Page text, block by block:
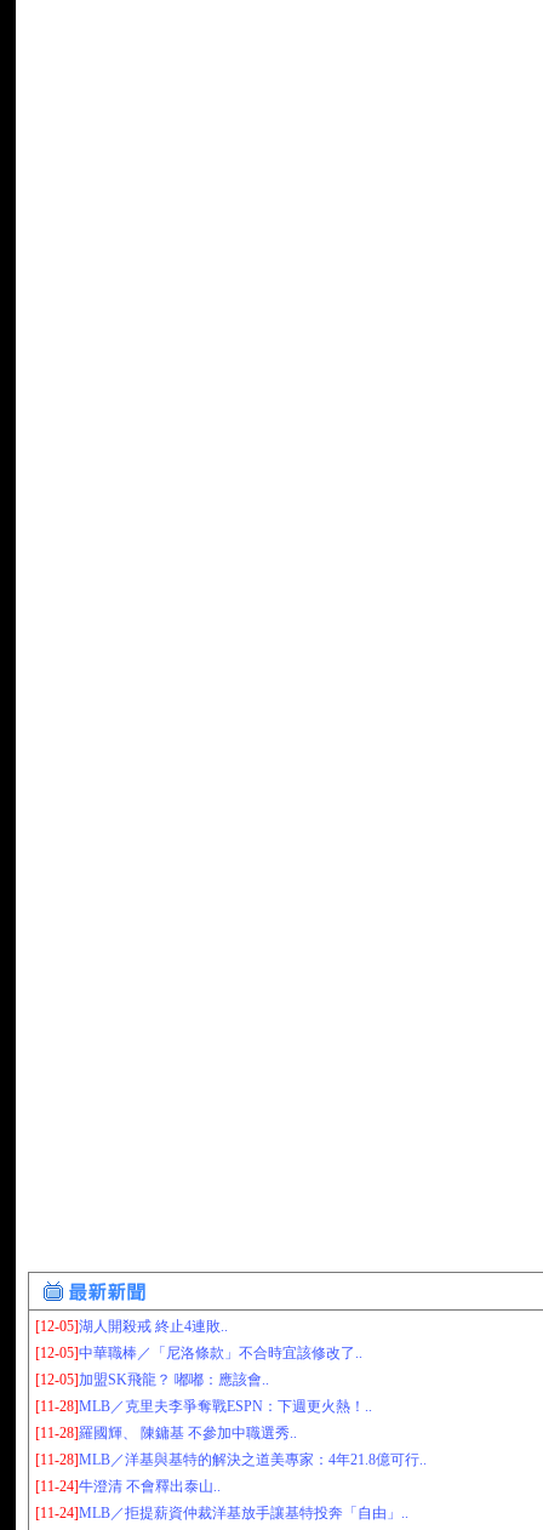
[12-05]湖人開殺戒 終止4連敗..
[12-05]中華職棒／「尼洛條款」不合時宜該修改了..
[12-05]加盟SK飛龍？ 嘟嘟：應該會..
[11-28]MLB／克里夫李爭奪戰ESPN：下週更火熱！..
[11-28]羅國輝、 陳鏞基 不參加中職選秀..
[11-28]MLB／洋基與基特的解決之道美專家：4年21.8億可行..
[11-24]牛澄清 不會釋出泰山..
[11-24]MLB／拒提薪資仲裁洋基放手讓基特投奔「自由」..